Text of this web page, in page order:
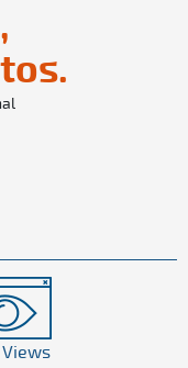
Views